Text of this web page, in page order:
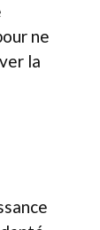
ne
la